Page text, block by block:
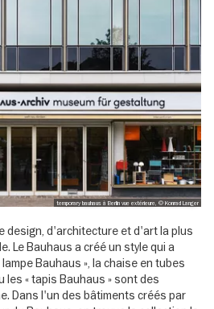
temporary bauhaus à Berlin vue extérieure, © Konrad Langer
design, d'architecture et d'art la plus
Le Bauhaus a créé un style qui a
Bauhaus », la chaise en tubes
les « tapis Bauhaus » sont des
Dans l'un des bâtiments créés par